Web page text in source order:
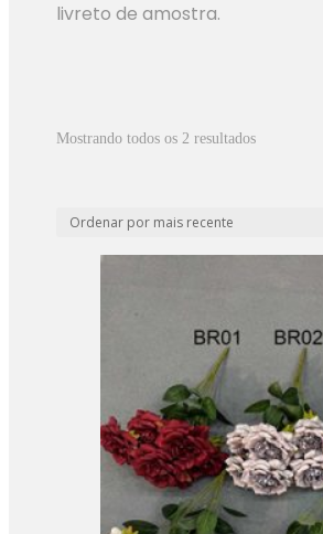
livreto de amostra.
Mostrando todos os 2 resultadosClassificado